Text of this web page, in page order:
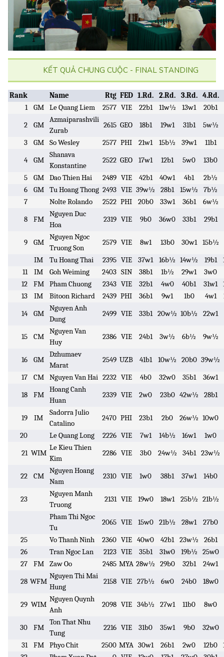
KẾT QUẢ CHUNG CUỘC - FINAL STANDING
Rank Name Rtg FED 1.Rd. 2.Rd. 3.Rd. 4.Rd.
1
GM Le Quang Liem 2577 VIE 22b1 11w½ 13w1 20b1
2 GM
Azmaiparashvili
Zurab
2615 GEO 18b1 19w1 31b1 5w½
3 GM So Wesley 2577 PHI 21w1 15b½ 39w1 11b1
4 GM
Shanava
Konstantine
2522 GEO 17w1 12b1 5w0 13b0
5 GM Dao Thien Hai 2489 VIE 42b1 40w1 4b1
2b½
6
GM Tu Hoang Thong 2493 VIE 39w½ 28b1 15w½
7b½
7
Nolte Rolando 2522 PHI 20b0 33w1 36b1 6w½
8 FM
Nguyen Duc
Hoa
2319 VIE 9b0 36w0 33b1 29b1
9 GM
Nguyen Ngoc
Truong Son
2579 VIE 8w1 13b0 30w1 15b½
IM Tu Hoang Thai 2395 VIE 37w1 16b½ 14w½ 19b1
11
IM Goh Weiming 2403 SIN 38b1 1b½ 29w1
3w0
12
FM Pham Chuong 2343 VIE 32b1 4w0 40b1 31w1
13
IM Bitoon Richard 2439 PHI 36b1 9w1 1b0 4w1
14 GM
Nguyen Anh
Dung
2499 VIE 33b1 20w½ 10b½ 22w1
15 CM
Nguyen Van
Huy
2386 VIE 24b1 3w½ 6b½ 9w½
16 GM
Dzhumaev
Marat
2549 UZB 41b1 10w½ 20b0 39w½
17 CM Nguyen Van Hai 2232 VIE 4b0 32w0 35b1 36w1
18 FM
Hoang Canh
Huan
2339 VIE 2w0 23b0 42w½ 28b1
19 IM
Sadorra Julio
Catalino
2470 PHI 23b1 2b0 26w½ 10w0
20 Le Quang Long 2226 VIE 7w1 14b½ 16w1 1w0
21 WIM
Le Kieu Thien
Kim
2286 VIE 3b0 24w½ 34b1 23w½
22 CM
Nguyen Hoang
Nam
2310 VIE 1w0 38b1 37w1 14b0
23
Nguyen Manh
Truong
2131 VIE 19w0 18w1 25b½ 21b½
Pham Thi Ngoc
Tu
2065 VIE 15w0 21b½ 28w1 27b0
25 Vo Thanh Ninh 2360 VIE 40w0 42b1 23w½
26b1
26
Tran Ngoc Lan 2123 VIE 35b1 31w0 19b½
25w0
27
FM Zaw Oo 2485 MYA 28w½ 29b0 32b1 24w1
28 WFM
Nguyen Thi Mai
Hung
2158 VIE 27b½ 6w0 24b0 18w0
29 WIM
Nguyen Quynh
Anh
2098 VIE 34b½ 27w1 11b0 8w0
30 FM
Ton That Nhu
Tung
2216 VIE 31b0 35w1 9b0 32w0
31 FM Phyo Chit 2500 MYA 30w1 26b1 2w0 12b0